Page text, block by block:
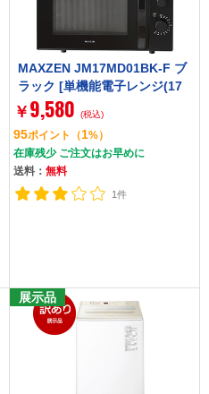
MAXZEN JM17MD01BK-F ブ
ラック [単機能電子レンジ(17
L)]
￥ 9,580 (税込)
95ポイント （1%）
在庫残少 ご注文はお早めに
送料： 無料
1件
展示品